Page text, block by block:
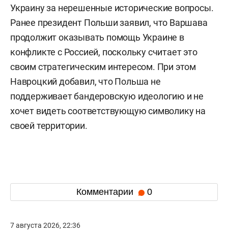
Украину за нерешенные исторические вопросы.
Ранее президент Польши заявил, что Варшава
продолжит оказывать помощь Украине в
конфликте с Россией, поскольку считает это
своим стратегическим интересом. При этом
Навроцкий добавил, что Польша не
поддерживает бандеровскую идеологию и не
хочет видеть соответствующую символику на
своей территории.
Комментарии 0
7 августа 2026, 22:36